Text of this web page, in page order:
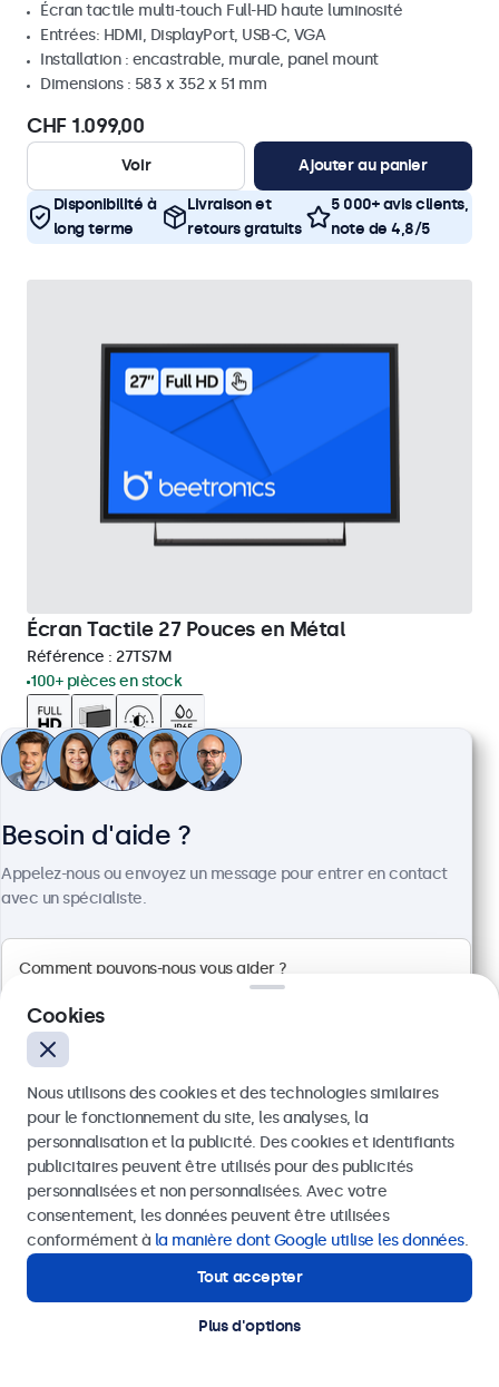
Écran tactile multi-touch Full-HD haute luminosité
Entrées: HDMI, DisplayPort, USB-C, VGA
Installation : encastrable, murale, panel mount
Dimensions : 583 x 352 x 51 mm
CHF 1.099,00
Voir Ajouter au panier
Disponibilité à
long terme
Livraison et
retours gratuits
5 000+ avis clients,
note de 4,8/5
Écran Tactile 27 Pouces en Métal
Référence : 27TS7M
100+ pièces en stock
Écran tactile Full HD multipoint
Entrées : HDMI, DisplayPort, USB-C, VGA
Dimensions : 657 x 393 x 44 mm
CHF 789,00
Écran Tactile 27 Pouces en Métal (Haute
Besoin d'aide ?
Appelez-nous ou envoyez un message pour entrer en contact
avec un spécialiste.
Envoyer
Ou appelez-nous au+41 43 50 80 772
Contactez nos spécialistes.
Cookies
Nous utilisons des cookies et des technologies similaires
pour le fonctionnement du site, les analyses, la
personnalisation et la publicité. Des cookies et identifiants
publicitaires peuvent être utilisés pour des publicités
personnalisées et non personnalisées. Avec votre
consentement, les données peuvent être utilisées
conformément à la manière dont Google utilise les données.
Tout accepter
Plus d'options